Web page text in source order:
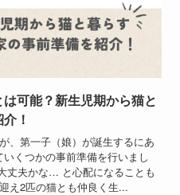
可能？新生児期から猫と
！
、第一子（娘）が誕生するにあ
くつかの事前準備を行いまし
丈夫かな… と心配になることも
え2匹の猫とも仲良く生...